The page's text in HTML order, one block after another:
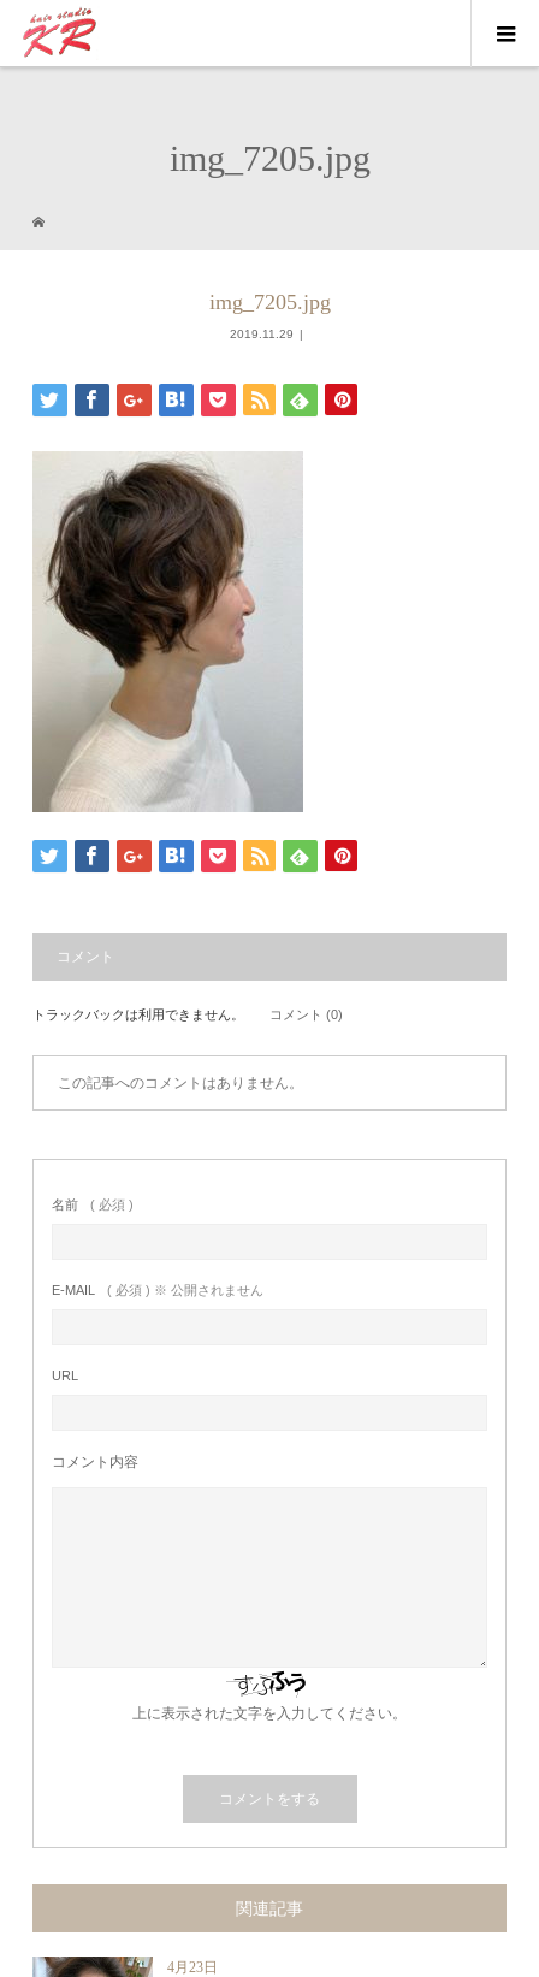
img_7205.jpg
img_7205.jpg
2019.11.29
コメント
トラックバックは利用できません。 コメント (0)
この記事へのコメントはありません。
名前 ( 必須 )
E-MAIL ( 必須 ) ※ 公開されません
URL
コメント内容
上に表示された文字を入力してください。
関連記事
4月23日